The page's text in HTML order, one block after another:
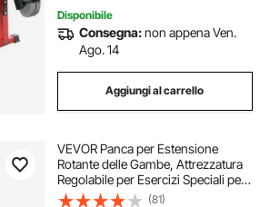
Disponibile
Consegna:non appena Ven.
Ago. 14
Aggiungi al carrello
VEVOR Panca per Estensione
Rotante delle Gambe, Attrezzatura
Regolabile per Esercizi Speciali per
la Parte Inferiore del Corpo, Panca
(81)